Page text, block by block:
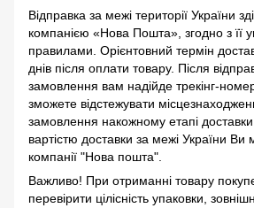
Відправка за межі території України
компанією «Нова Пошта», згодно з її
правилами. Орієнтовний термін
днів після оплати товару. Після
замовлення вам надійде трекінг-
зможете відстежувати
замовлення накожному етапі
вартістю доставки за межі України Ви
компанії "Нова пошта".
Важливо! При отриманні товару
перевірити цілісність упаковки,